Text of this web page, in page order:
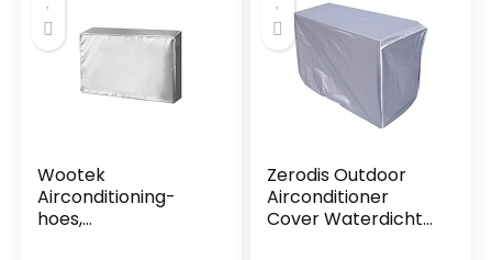
Wootek
Airconditioning-
hoes,
Zerodis Outdoor
Airconditioner
Cover Waterdichte